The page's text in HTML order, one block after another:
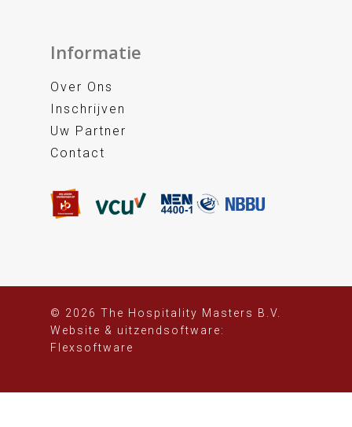
Informatie
Over Ons
Inschrijven
Uw Partner
Contact
© 2026 The Hospitality Masters B.V.
Website & uitzendsoftware:
Flexsoftware